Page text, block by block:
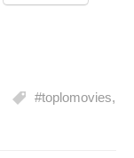
#toplomovies,